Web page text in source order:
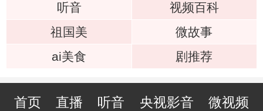
听音
视频百科
祖国美
微故事
ai美食
剧推荐
首页 直播 听音 央视影音 微视频